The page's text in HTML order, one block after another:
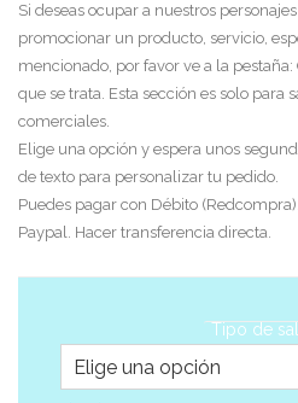
Si deseas ocupar a nuestros
promocionar un producto, servicio,
mencionado, por favor ve a la
que se trata. Esta sección es solo para
comerciales.
Elige una opción y espera unos
de texto para personalizar tu pedido.
Puedes pagar con Débito
Paypal. Hacer transferencia directa.
Tipo de